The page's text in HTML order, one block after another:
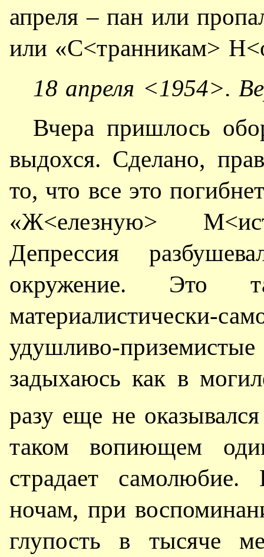
апреля – пан или
или «С<транникам>
18 апреля <1954>.
Вчера пришлось
выдохся. Сделано,
то, что все это
«Ж<елезную>
Депрессия
окружение. Это
материалистически-
удушливо-
задыхаюсь как в
разу еще не
таком вопиющем
страдает
ночам, при
глупость в тысяче